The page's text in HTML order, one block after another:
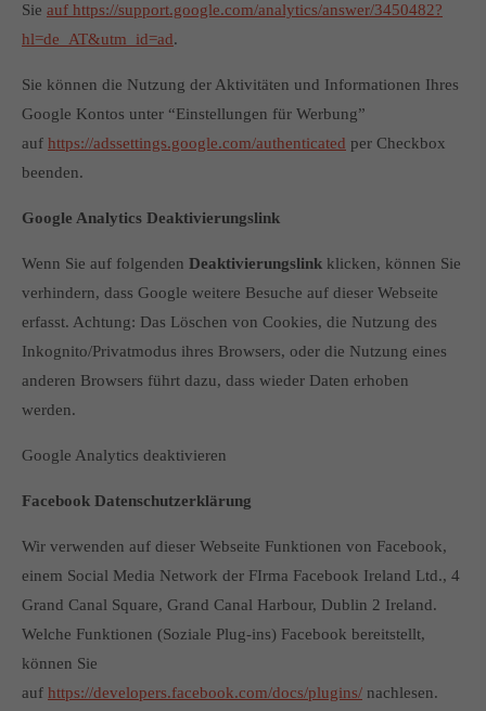
Sie auf https://support.google.com/analytics/answer/3450482?
hl=de_AT&utm_id=ad.
Sie können die Nutzung der Aktivitäten und Informationen Ihres
Google Kontos unter “Einstellungen für Werbung”
auf https://adssettings.google.com/authenticated per Checkbox
beenden.
Google Analytics Deaktivierungslink
Wenn Sie auf folgenden Deaktivierungslink klicken, können Sie
verhindern, dass Google weitere Besuche auf dieser Webseite
erfasst. Achtung: Das Löschen von Cookies, die Nutzung des
Inkognito/Privatmodus ihres Browsers, oder die Nutzung eines
anderen Browsers führt dazu, dass wieder Daten erhoben
werden.
Google Analytics deaktivieren
Facebook Datenschutzerklärung
Wir verwenden auf dieser Webseite Funktionen von Facebook,
einem Social Media Network der FIrma Facebook Ireland Ltd., 4
Grand Canal Square, Grand Canal Harbour, Dublin 2 Ireland.
Welche Funktionen (Soziale Plug-ins) Facebook bereitstellt,
können Sie
auf https://developers.facebook.com/docs/plugins/ nachlesen.